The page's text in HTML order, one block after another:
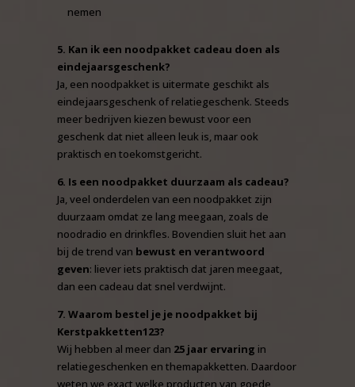
nemen
5. Kan ik een noodpakket cadeau doen als
eindejaarsgeschenk?
Ja, een noodpakket is uitermate geschikt als
eindejaarsgeschenk of relatiegeschenk. Steeds
meer bedrijven kiezen bewust voor een
geschenk dat niet alleen leuk is, maar ook
praktisch en toekomstgericht.
6. Is een noodpakket duurzaam als cadeau?
Ja, veel onderdelen van een noodpakket zijn
duurzaam omdat ze lang meegaan, zoals de
noodradio en drinkfles. Bovendien sluit het aan
bij de trend van bewust en verantwoord
geven: liever iets praktisch dat jaren meegaat,
dan een cadeau dat snel verdwijnt.
7. Waarom bestel je je noodpakket bij
Kerstpakketten123?
Wij hebben al meer dan 25 jaar ervaring in
relatiegeschenken en themapakketten. Daardoor